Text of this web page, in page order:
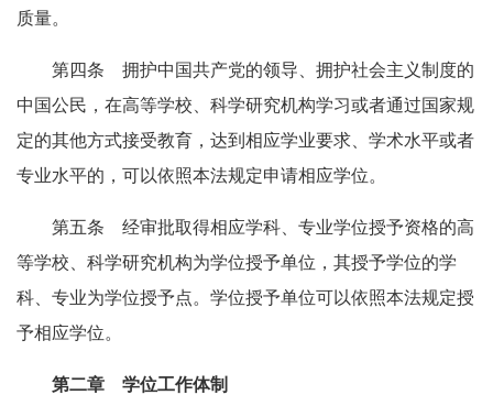
质量。
第四条 拥护中国共产党的领导、拥护社会主义制度的
中国公民，在高等学校、科学研究机构学习或者通过国家规
定的其他方式接受教育，达到相应学业要求、学术水平或者
专业水平的，可以依照本法规定申请相应学位。
第五条 经审批取得相应学科、专业学位授予资格的高
等学校、科学研究机构为学位授予单位，其授予学位的学
科、专业为学位授予点。学位授予单位可以依照本法规定授
予相应学位。
第二章 学位工作体制